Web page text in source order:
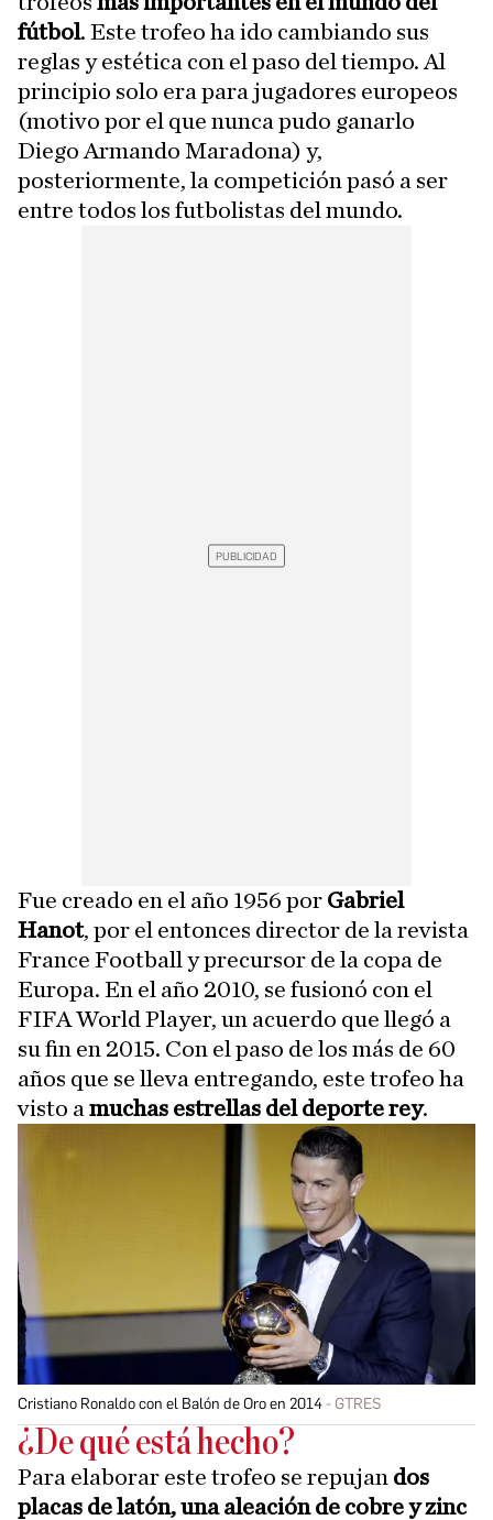
fútbol. Este trofeo ha ido cambiando sus
reglas y estética con el paso del tiempo. Al
principio solo era para jugadores europeos
(motivo por el que nunca pudo ganarlo
Diego Armando Maradona) y,
posteriormente, la competición pasó a ser
entre todos los futbolistas del mundo.
Fue creado en el año 1956 por Gabriel
Hanot, por el entonces director de la revista
France Football y precursor de la copa de
Europa. En el año 2010, se fusionó con el
FIFA World Player, un acuerdo que llegó a
su fin en 2015. Con el paso de los más de 60
años que se lleva entregando, este trofeo ha
visto a muchas estrellas del deporte rey.
Cristiano Ronaldo con el Balón de Oro en 2014 GTRES
¿De qué está hecho?
Para elaborar este trofeo se repujan dos
placas de latón, una aleación de cobre y zinc